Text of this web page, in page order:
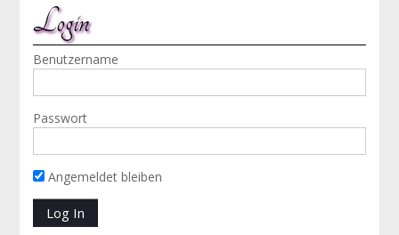
Login
Benutzername
Passwort
Angemeldet bleiben